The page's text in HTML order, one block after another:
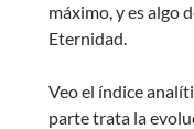
máximo, y es algo
Eternidad.
Veo el índice
parte trata la